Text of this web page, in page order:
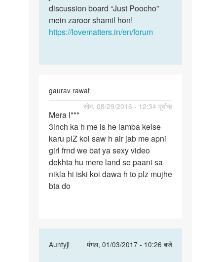
discussion board “Just Poocho”
mein zaroor shamil hon!
https://lovematters.in/en/forum
gaurav rawat
सोम, 08/29/2016 - 12:34 पूर्वान्ह
Mera
land
3inch
ka
h
me
is
Mera l***
3inch ka h me is he lamba keise
karu plZ koi saw h air jab me apni
girl frnd we bat ya sexy video
dekhta hu mere land se paani sa
nikla hi iski koi dawa h to plz mujhe
bta do
Auntyji
मंगल, 01/03/2017 - 10:26 बजे
In